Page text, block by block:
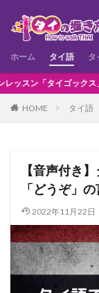
ホーム タイ語 タ
ックス」▼
HOME タイ語
【音声付き
「どうぞ」
2022年11月22日